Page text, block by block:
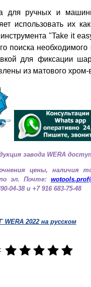
для ручных и
использовать их
инструмента "Take it
поиска
для фиксации
из матового хром-
завода WERA
цены, наличия
эл. Почте:
04-38 и +7 916 683-75-48
WERA 2022 на русском